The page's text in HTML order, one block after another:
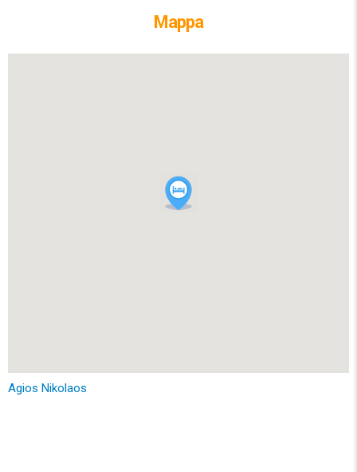
Mappa
Agios Nikolaos